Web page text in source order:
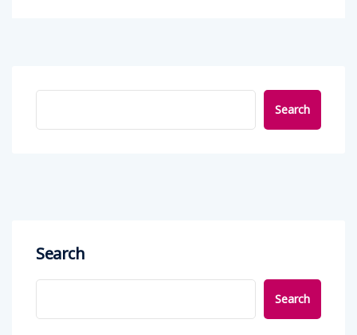
Search
Search
Search